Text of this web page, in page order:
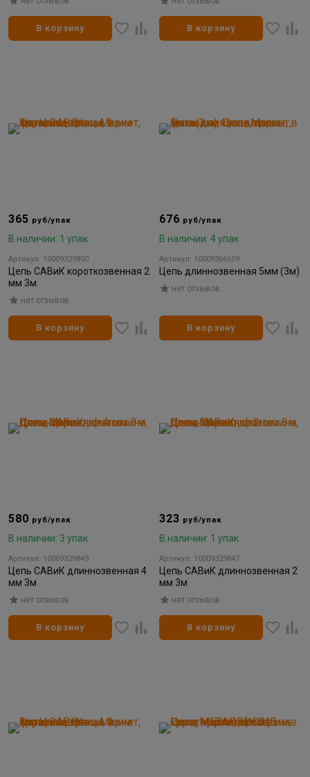
В корзину В корзину
365 руб/упак
В наличии: 1 упак
Артикул: 10009329850
Цепь САВиК короткозвенная 2
мм 3м
нет отзывов
В корзину
676 руб/упак
В наличии: 4 упак
Артикул: 10009366659
Цепь длиннозвенная 5мм (3м)
нет отзывов
В корзину
580 руб/упак
В наличии: 3 упак
Артикул: 10009329849
Цепь САВиК длиннозвенная 4
мм 3м
нет отзывов
В корзину
323 руб/упак
В наличии: 1 упак
Артикул: 10009329847
Цепь САВиК длиннозвенная 2
мм 3м
нет отзывов
В корзину